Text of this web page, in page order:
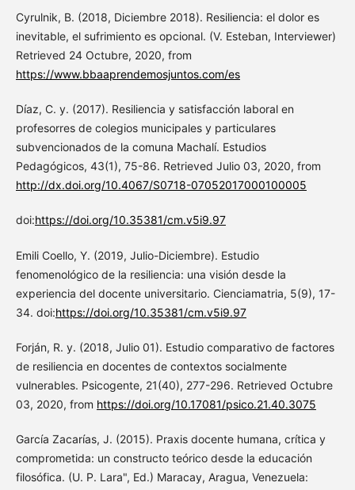
Cyrulnik, B. (2018, Diciembre 2018). Resiliencia: el dolor es
inevitable, el sufrimiento es opcional. (V. Esteban, Interviewer)
Retrieved 24 Octubre, 2020, from
https://www.bbaaprendemosjuntos.com/es
Díaz, C. y. (2017). Resiliencia y satisfacción laboral en
profesorres de colegios municipales y particulares
subvencionados de la comuna Machalí. Estudios
Pedagógicos, 43(1), 75-86. Retrieved Julio 03, 2020, from
http://dx.doi.org/10.4067/S0718-07052017000100005
doi:https://doi.org/10.35381/cm.v5i9.97
Emili Coello, Y. (2019, Julio-Diciembre). Estudio
fenomenológico de la resiliencia: una visión desde la
experiencia del docente universitario. Cienciamatria, 5(9), 17-
34. doi:https://doi.org/10.35381/cm.v5i9.97
Forján, R. y. (2018, Julio 01). Estudio comparativo de factores
de resiliencia en docentes de contextos socialmente
vulnerables. Psicogente, 21(40), 277-296. Retrieved Octubre
03, 2020, from https://doi.org/10.17081/psico.21.40.3075
García Zacarías, J. (2015). Praxis docente humana, crítica y
comprometida: un constructo teórico desde la educación
filosófica. (U. P. Lara", Ed.) Maracay, Aragua, Venezuela: